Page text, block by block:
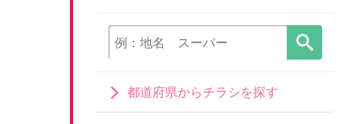
都道府県からチラシを探す